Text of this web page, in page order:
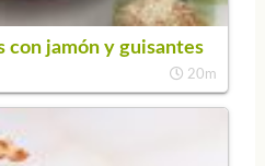
con jamón y guisantes
20m